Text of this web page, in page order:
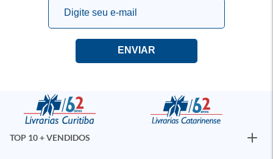
TOP 10 + VENDIDOS